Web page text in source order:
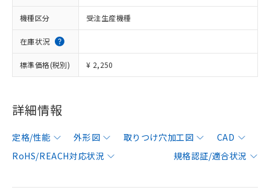
機種区分 受注生産機種
在庫状況
標準価格(税別) ¥ 2,250
詳細情報
定格/性能 外形図 取りつけ穴加工図
CAD
RoHS/REACH対応状況
規格認証/適合状況